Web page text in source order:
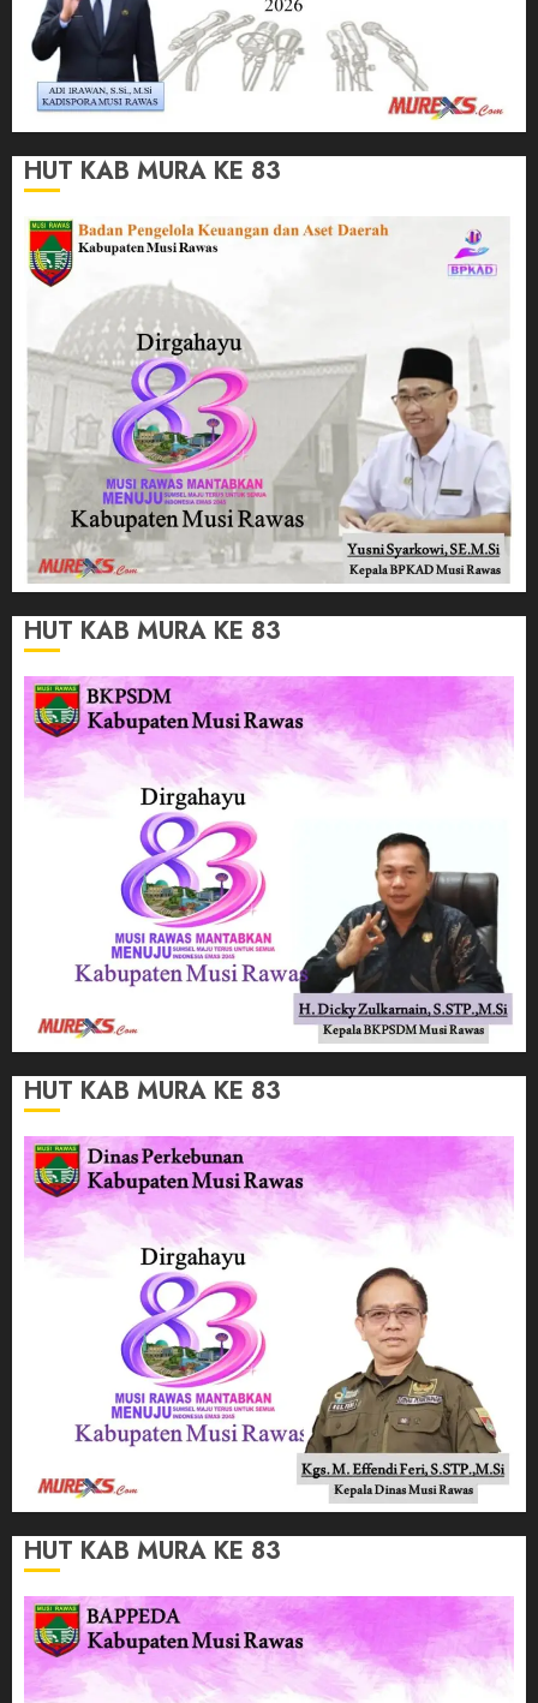
HUT KAB MURA KE 83
HUT KAB MURA KE 83
HUT KAB MURA KE 83
HUT KAB MURA KE 83